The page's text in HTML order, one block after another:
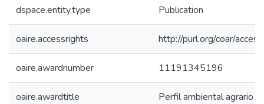
dspace.entity.type Publication
oaire.accessrights http://purl.org/coar/
oaire.awardnumber 11191345196
oaire.awardtitle Perfil ambiental agrario